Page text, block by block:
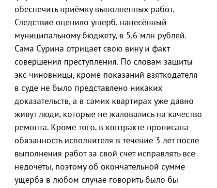
обеспечить приёмку выполненных работ.
Следствие оценило ущерб, нанесённый
муниципальному бюджету, в 5,6 млн рублей.
Сама Сурина отрицает свою вину и факт
совершения преступления. По словам защиты
экс-чиновницы, кроме показаний взяткодателя
в суде не было представлено никаких
доказательств, а в самих квартирах уже давно
живут люди, которые не жаловались на качество
ремонта. Кроме того, в контракте прописана
обязанность исполнителя в течение 3 лет после
выполнения работ за свой счёт исправлять все
недочёты, поэтому об окончательной сумме
ущерба в любом случае говорить было бы